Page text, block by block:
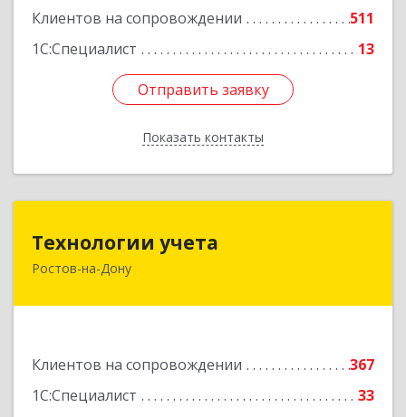
Клиентов на сопровождении
511
1С:Специалист
13
Отправить заявку
Показать контакты
Подробнее
Отправить заявку
Назад
Технологии учета
Ростов-на-Дону
Клиентов на сопровождении
367
1С:Специалист
33
344064, Ростовская обл, Ростов-на-Дону г,